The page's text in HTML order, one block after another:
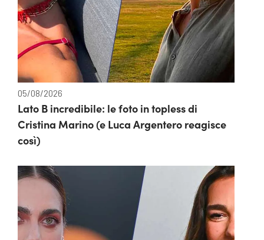
05/08/2026
Lato B incredibile: le foto in topless di
Cristina Marino (e Luca Argentero reagisce
così)